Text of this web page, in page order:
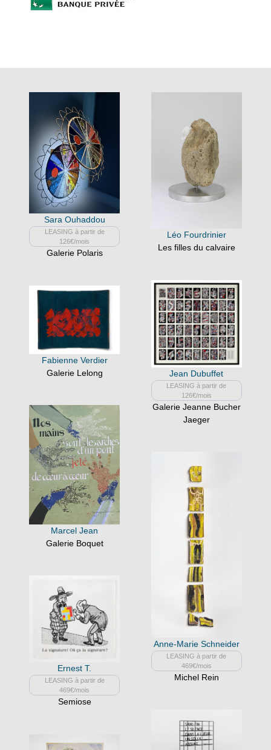
Sara Ouhaddou
LEASING à partir de
126€/mois
Galerie Polaris
Léo Fourdrinier
Les filles du calvaire
Jean Dubuffet
LEASING à partir de
126€/mois
Galerie Jeanne Bucher
Jaeger
Fabienne Verdier
Galerie Lelong
Marcel Jean
Galerie Boquet
Anne-Marie Schneider
LEASING à partir de
469€/mois
Michel Rein
Ernest T.
LEASING à partir de
469€/mois
Semiose